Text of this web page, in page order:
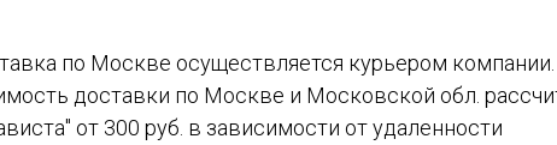
по Москве осуществляется курьером компании.
доставки по Москве и Московской обл.
от 300 руб. в зависимости от удаленности